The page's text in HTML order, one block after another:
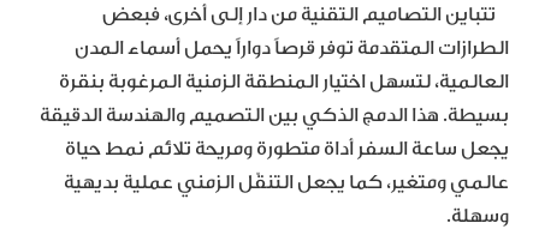
تتباين التصاميم التقنية من دار إلى أخرى، فبعض
الطرازات المتقدمة توفر قرصاً دواراً يحمل أسماء المدن
العالمية، لتسهل اختيار المنطقة الزمنية المرغوبة بنقرة
بسيطة. هذا الدمج الذكي بين التصميم والهندسة الدقيقة
يجعل ساعة السفر أداة متطورة ومريحة تلائم نمط حياة
عالمي ومتغير، كما يجعل التنقّل الزمني عملية بديهية
وسهلة.